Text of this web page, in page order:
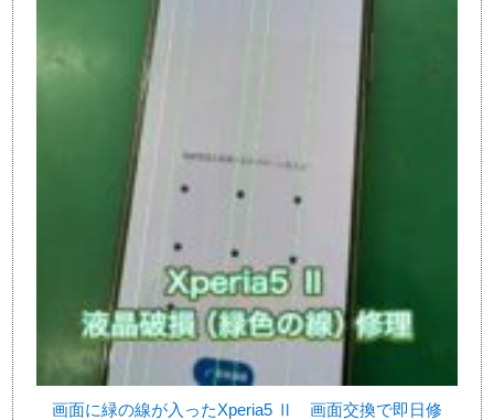
画面に緑の線が入ったXperia5 Ⅱ 画面交換で即日修